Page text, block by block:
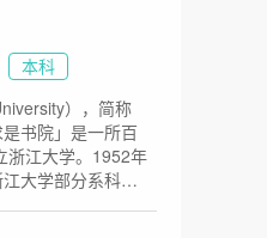
全面爆发后，南
南开大学组建国
明改名为国立西
。1949年中华人
的发展阶段。中
为多科性工业大
展为综合性的研究
亩。
本科
），简称
书院」是一所百
浙江大学。1952年
大学部分系科转